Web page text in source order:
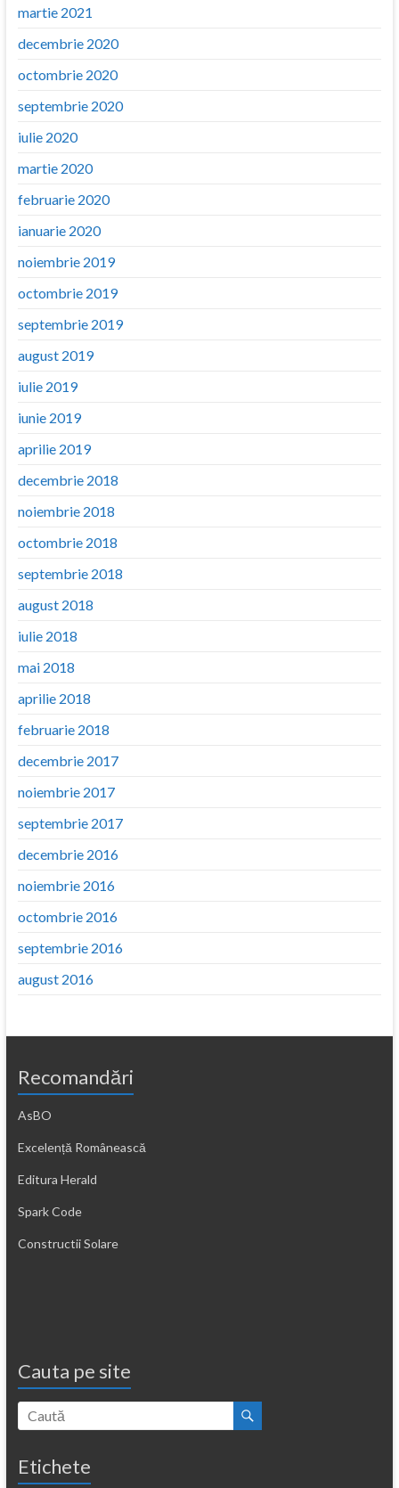
martie 2021
decembrie 2020
octombrie 2020
septembrie 2020
iulie 2020
martie 2020
februarie 2020
ianuarie 2020
noiembrie 2019
octombrie 2019
septembrie 2019
august 2019
iulie 2019
iunie 2019
aprilie 2019
decembrie 2018
noiembrie 2018
octombrie 2018
septembrie 2018
august 2018
iulie 2018
mai 2018
aprilie 2018
februarie 2018
decembrie 2017
noiembrie 2017
septembrie 2017
decembrie 2016
noiembrie 2016
octombrie 2016
septembrie 2016
august 2016
Recomandări
AsBO
Excelență Românească
Editura Herald
Spark Code
Constructii Solare
Cauta pe site
Etichete